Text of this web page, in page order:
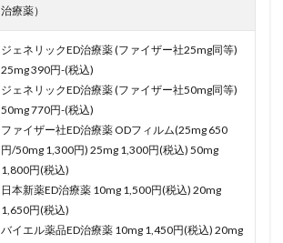
治療薬）
ジェネリックED治療薬 (ファイザー社25mg同等)
25mg 390円-(税込)
ジェネリックED治療薬 (ファイザー社50mg同等)
50mg 770円-(税込)
ファイザー社ED治療薬 ODフィルム(25mg 650
円/50mg 1,300円) 25mg 1,300円(税込) 50mg
1,800円(税込)
日本新薬ED治療薬 10mg 1,500円(税込) 20mg
1,650円(税込)
バイエル薬品ED治療薬 10mg 1,450円(税込) 20mg